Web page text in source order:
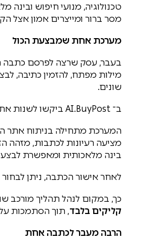
טכנולוגיה, מנועי חיפוש
מסר ברור ומייצרים אמון אצל
מערכת אחת שמבצעת הכול
בעבר, עסק שרצה לפרסם כתבה
מילות מפתח, להזמין כתיבה,
שונים.
ב־ AI.BuyPost ביקשו לשנות את המציאות הזו.
המערכת מתחילה בניתוח אתר
מציעה רעיונות לכתבות, מזהה
בינה מלאכותית ומאפשרת
לאחר אישור הכתבה, ניתן
כך, במקום לנהל תהליך מורכב
קליקים בלבד, תוך הסתמכות
הרבה מעבר לכתבה אחת